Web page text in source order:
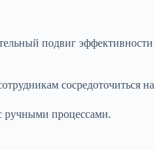
подвиг эффективности
сосредоточиться
ручными процессами.